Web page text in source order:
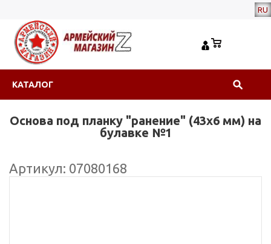
RU
КАТАЛОГ
Основа под планку "ранение" (43х6 мм) на
булавке №1
Артикул: 07080168